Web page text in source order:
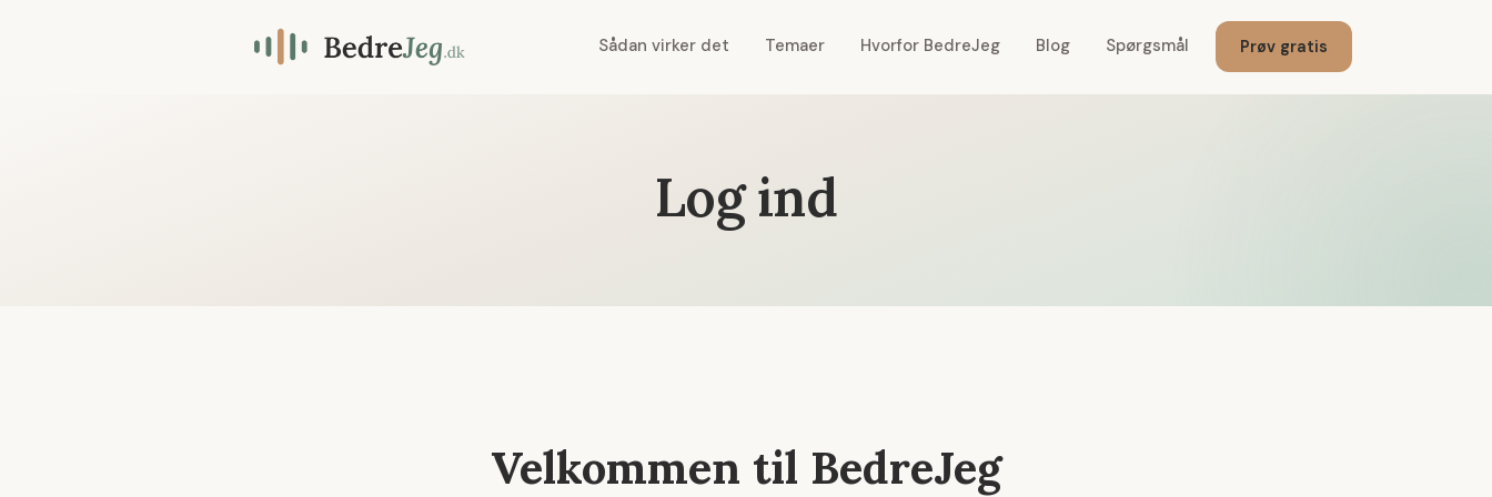
Sådan virker det Temaer Hvorfor BedreJeg Blog Spørgsmål Prøv gratis
Log ind
Velkommen til BedreJeg